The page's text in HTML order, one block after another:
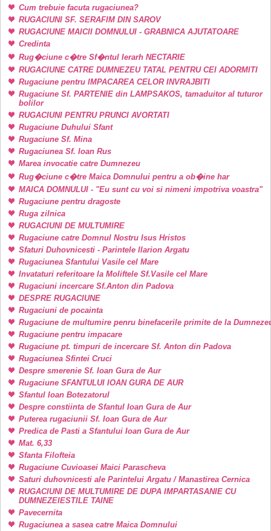
Cum trebuie facuta rugaciunea?
RUGACIUNI SF. SERAFIM DIN SAROV
RUGACIUNE MAICII DOMNULUI - GRABNICA AJUTATOARE
Credinta
Rug�ciune c�tre Sf�ntul Ierarh NECTARIE
RUGACIUNE CATRE DUMNEZEU TATAL PENTRU CEI ADORMITI
Rugaciune pentru IMPACAREA CELOR INVRAJBITI
Rugaciune Sf. PARTENIE din LAMPSAKOS, tamaduitor al tuturor
bolilor
RUGACIUNI PENTRU PRUNCI AVORTATI
Rugaciune Duhului Sfant
Rugaciune Sf. Mina
Rugaciunea Sf. Ioan Rus
Marea invocatie catre Dumnezeu
Rug�ciune c�tre Maica Domnului pentru a ob�ine har
MAICA DOMNULUI - "Eu sunt cu voi si nimeni impotriva voastra"
Rugaciune pentru dragoste
Ruga zilnica
RUGACIUNI DE MULTUMIRE
Rugaciune catre Domnul Nostru Isus Hristos
Sfaturi Duhovnicesti - Parintele Ilarion Argatu
Rugaciunea Sfantului Vasile cel Mare
Invataturi referitoare la Moliftele Sf.Vasile cel Mare
Rugaciuni incercare Sf.Anton din Padova
DESPRE RUGACIUNE
Rugaciuni de pocainta
Rugaciune de multumire penru binefacerile primite de la
Rugaciune pentru impacare
Rugaciune pt. timpuri de incercare Sf. Anton din Padova
Rugaciunea Sfintei Cruci
Despre smerenie Sf. Ioan Gura de Aur
Rugaciune SFANTULUI IOAN GURA DE AUR
Sfantul Ioan Botezatorul
Despre constiinta de Sfantul Ioan Gura de Aur
Puterea rugaciunii Sf. Ioan Gura de Aur
Predica de Pasti a Sfantului Ioan Gura de Aur
Mat. 6,33
Sfanta Filofteia
Rugaciune Cuvioasei Maici Parascheva
Saturi duhovnicesti ale Parintelui Argatu / Manastirea Cernica
RUGACIUNI DE MULTUMIRE DE DUPA IMPARTASANIE CU
DUMNEZEIESTILE TAINE
Pavecernita
Rugaciunea a sasea catre Maica Domnului